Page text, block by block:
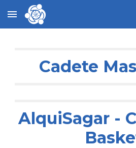
Skip to main content
Cadete
AlquiSagar -